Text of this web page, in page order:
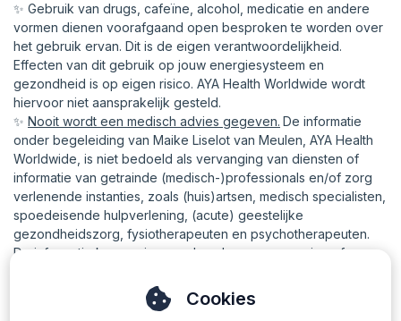
✨ Gebruik van drugs, cafeïne, alcohol, medicatie en andere
vormen dienen voorafgaand open besproken te worden over
het gebruik ervan. Dit is de eigen verantwoordelijkheid.
Effecten van dit gebruik op jouw energiesysteem en
gezondheid is op eigen risico. AYA Health Worldwide wordt
hiervoor niet aansprakelijk gesteld.
✨ Nooit wordt een medisch advies gegeven. De informatie
onder begeleiding van Maike Liselot van Meulen, AYA Health
Worldwide, is niet bedoeld als vervanging van diensten of
informatie van getrainde (medisch-)professionals en/of zorg
verlenende instanties, zoals (huis)artsen, medisch specialisten,
spoedeisende hulpverlening, (acute) geestelijke
gezondheidszorg, fysiotherapeuten en psychotherapeuten.
De informatie kan gezien worden als een vervanging of
ondersteuning of informatievoorziening en is niet bedoeld als
hulpmiddel bij het stellen van een (zelf-)diagnose. De
Cookies